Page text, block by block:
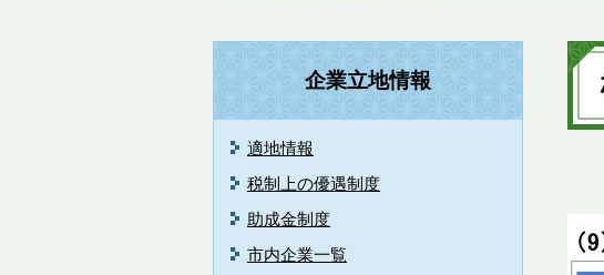
本
文
企業立地情報
適地情報
税制上の優遇制度
助成金制度
市内企業一覧